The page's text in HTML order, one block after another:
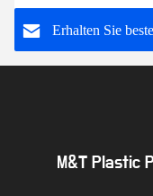
für nahtlose
TascheErhalten Sie
M&T Plastic